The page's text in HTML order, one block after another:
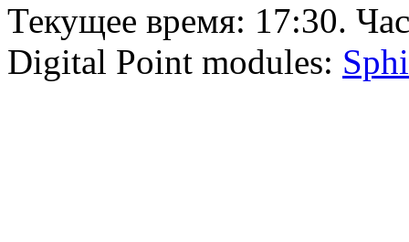
Текущее время: 17:30.
Digital Point modules: